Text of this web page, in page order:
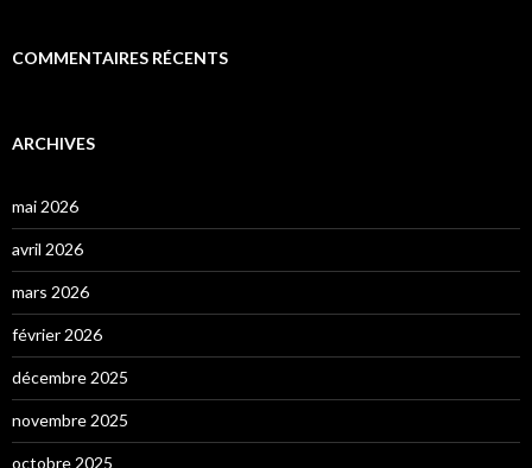
COMMENTAIRES RÉCENTS
ARCHIVES
mai 2026
avril 2026
mars 2026
février 2026
décembre 2025
novembre 2025
octobre 2025